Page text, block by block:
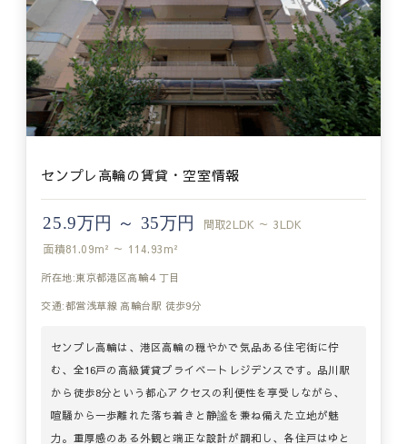
センプレ高輪の賃貸・空室情報
25.9万円 ～ 35万円 間取2LDK ～ 3LDK
面積81.09m² ～ 114.93m²
所在地:東京都港区高輪４丁目
交通:都営浅草線 高輪台駅 徒歩9分
センプレ高輪は、港区高輪の穏やかで気品ある住宅街に佇
む、全16戸の高級賃貸プライベートレジデンスです。品川駅
から徒歩8分という都心アクセスの利便性を享受しながら、
喧騒から一歩離れた落ち着きと静謐を兼ね備えた立地が魅
力。重厚感のある外観と端正な設計が調和し、各住戸はゆと